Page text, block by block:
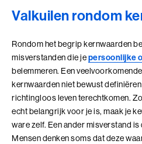
De Zelfbewuste Leider
Effectieve Persoonlijke
Effectieve Persoonlijke
High Performance Leadership
Valkuilen rondom
Rondom het begrip kernwaarden
misverstanden die jepersoonlijke
belemmeren. Een
kernwaarden niet bewust
richtingloos leven terechtkomen.
echt belangrijk voor je is, maak je
ware zelf. Een ander misverstand
Mensen denken soms dat deze